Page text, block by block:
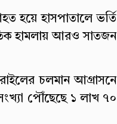
হয়ে হাসপাতালে ভর্তি
হামলায় আরও সাতজন
চলমান আগ্রাসনে
পৌঁছেছে ১ লাখ ৭০